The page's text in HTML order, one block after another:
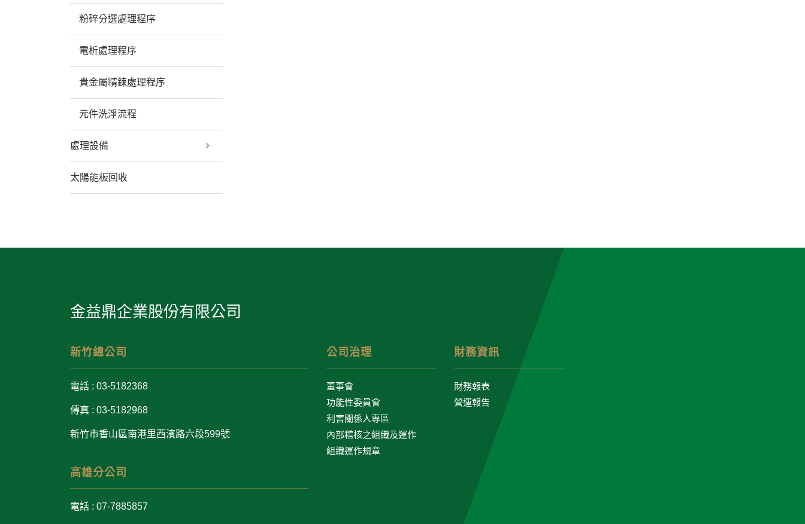
粉碎分選處理程序
電析處理程序
貴金屬精鍊處理程序
元件洗淨流程
處理設備
太陽能板回收
金益鼎企業股份有限公司
新竹總公司
電話 : 03-5182368
傳真 : 03-5182968
新竹市香山區南港里西濱路六段599號
高雄分公司
電話 : 07-7885857
公司治理
董事會
功能性委員會
利害關係人專區
內部稽核之組織及運作
組織運作規章
財務資訊
財務報表
營運報告